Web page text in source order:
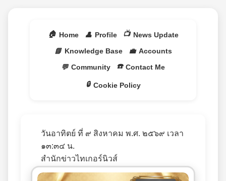
🏠 Home 👤 Profile 📺 News Update
📘 Knowledge Base 💼 Accounts
💬 Community ☎️ Contact Me
🔒 Cookie Policy
วันอาทิตย์ ที่ ๙ สิงหาคม พ.ศ. ๒๕๖๙ เวลา
๑๓:๓๔ น.
สำนักข่าวไทเกอร์นิวส์